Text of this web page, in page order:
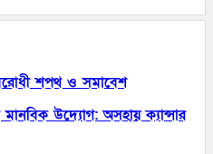
শপথ ও সমাবেশ
মানবিক উদ্যোগ: অসহায় ক্যান্সার